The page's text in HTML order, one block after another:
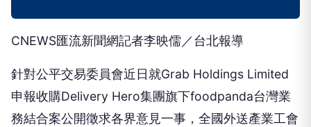
CNEWS匯流新聞網記者李映儒／台北報導
針對公平交易委員會近日就Grab Holdings Limited
申報收購Delivery Hero集團旗下foodpanda台灣業
務結合案公開徵求各界意見一事，全國外送產業工會